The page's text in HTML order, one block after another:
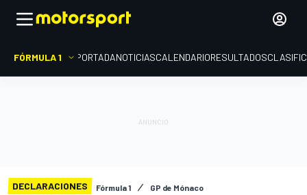
FÓRMULA 1 PORTADANOTICIASCALENDARIORESULTADOS
DECLARACIONES Fórmula 1 GP de Mónaco